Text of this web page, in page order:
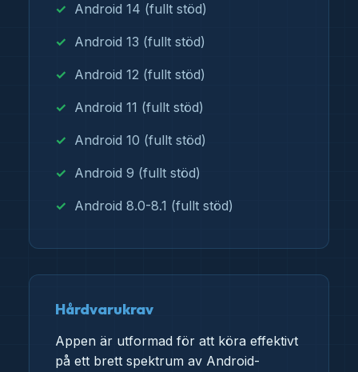
Android 14 (fullt stöd)
Android 13 (fullt stöd)
Android 12 (fullt stöd)
Android 11 (fullt stöd)
Android 10 (fullt stöd)
Android 9 (fullt stöd)
Android 8.0-8.1 (fullt stöd)
Hårdvarukrav
Appen är utformad för att köra effektivt
på ett brett spektrum av Android-